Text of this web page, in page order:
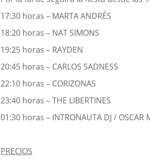
17:30 horas – MARTA ANDRÉS
18:20 horas – NAT SIMONS
19:25 horas – RAYDEN
20:45 horas – CARLOS SADNESS
22:10 horas – CORIZONAS
23:40 horas – THE LIBERTINES
01:30 horas – INTRONAUTA DJ / OSCAR
PRECIOS